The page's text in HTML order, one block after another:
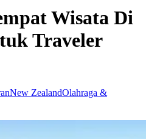
Wisata Di
Traveler
New ZealandOlahraga &